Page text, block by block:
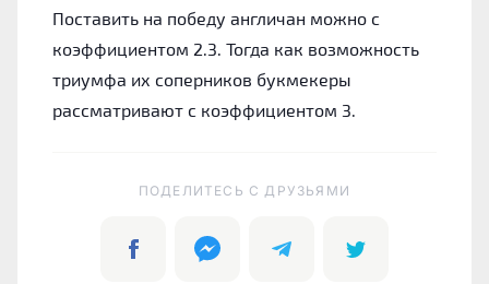
Поставить на победу англичан можно с
коэффициентом 2.3. Тогда как возможность
триумфа их соперников букмекеры
рассматривают с коэффициентом 3.
ПОДЕЛИТЕСЬ C ДРУЗЬЯМИ